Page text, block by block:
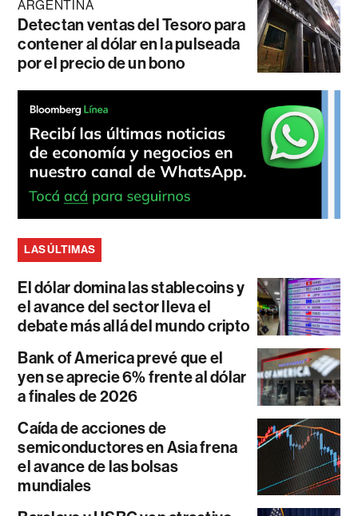
ARGENTINA
Detectan ventas del Tesoro para
contener al dólar en la pulseada
por el precio de un bono
LAS ÚLTIMAS
El dólar domina las stablecoins y
el avance del sector lleva el
debate más allá del mundo cripto
Bank of America prevé que el
yen se aprecie 6% frente al dólar
a finales de 2026
Caída de acciones de
semiconductores en Asia frena
el avance de las bolsas
mundiales